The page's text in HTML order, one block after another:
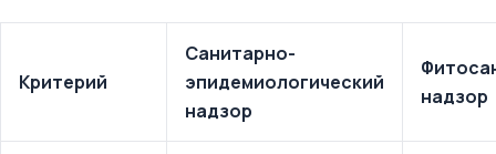
Критерий
Санитарно-
эпидемиологический
надзор
надзор